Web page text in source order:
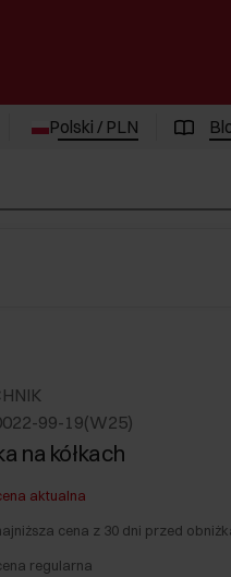
Polski / PLN
99-19(W25)
na kółkach
aktualna
cena z 30 dni przed
regularna